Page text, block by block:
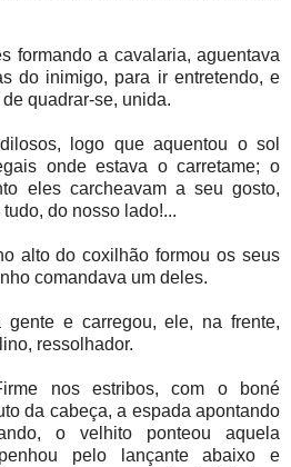
formando a cavalaria, aguentava
do inimigo, para ir entretendo, e
quadrar-se, unida.
logo que aquentou o sol
onde estava o carretame; o
eles carcheavam a seu gosto,
do nosso lado!...
alto do coxilhão formou os seus
comandava um deles.
gente e carregou, ele, na frente,
ressolhador.
nos estribos, com o boné
da cabeça, a espada apontando
o velhito ponteou aquela
pelo lançante abaixo e